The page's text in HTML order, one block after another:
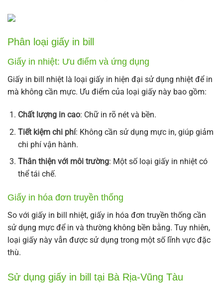
Phân loại giấy in bill
Giấy in nhiệt: Ưu điểm và ứng dụng
Giấy in bill nhiệt là loại giấy in hiện đại sử dụng nhiệt để in
mà không cần mực. Ưu điểm của loại giấy này bao gồm:
Chất lượng in cao: Chữ in rõ nét và bền.
Tiết kiệm chi phí: Không cần sử dụng mực in, giúp giảm
chi phí vận hành.
Thân thiện với môi trường: Một số loại giấy in nhiệt có
thể tái chế.
Giấy in hóa đơn truyền thống
So với giấy in bill nhiệt, giấy in hóa đơn truyền thống cần
sử dụng mực để in và thường không bền bằng. Tuy nhiên,
loại giấy này vẫn được sử dụng trong một số lĩnh vực đặc
thù.
Sử dụng giấy in bill tại Bà Rịa-Vũng Tàu